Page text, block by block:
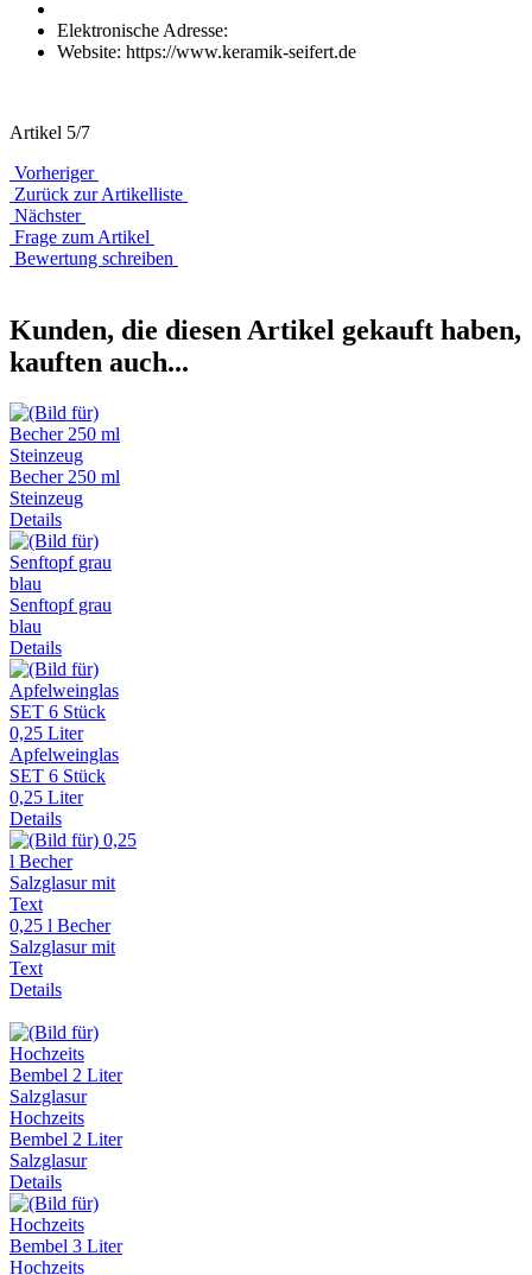
Elektronische Adresse:
Website: https://www.keramik-seifert.de
Artikel 5/7
Vorheriger
Zurück zur Artikelliste
Nächster
Frage zum Artikel
Bewertung schreiben
Kunden, die diesen Artikel gekauft haben,
kauften auch...
Becher 250 ml
Steinzeug
Details
Senftopf grau
blau
Details
Apfelweinglas
SET 6 Stück
0,25 Liter
Details
0,25 l Becher
Salzglasur mit
Text
Details
Hochzeits
Bembel 2 Liter
Salzglasur
Details
Hochzeits